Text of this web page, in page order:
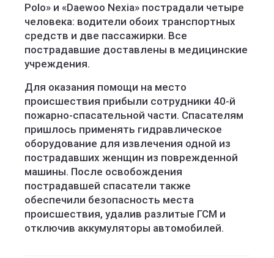
Polo» и «Daewoo Nexia» пострадали четыре
человека: водители обоих транспортных
средств и две пассажирки. Все
пострадавшие доставлены в медицинские
учреждения.
Для оказания помощи на место
происшествия прибыли сотрудники 40-й
пожарно-спасательной части. Спасателям
пришлось применять гидравлическое
оборудование для извлечения одной из
пострадавших женщин из поврежденной
машины. После освобождения
пострадавшей спасатели также
обеспечили безопасность места
происшествия, удалив разлитые ГСМ и
отключив аккумуляторы автомобилей.